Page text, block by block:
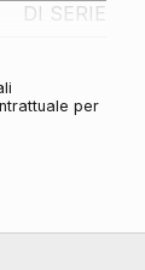
DI SERIE
per